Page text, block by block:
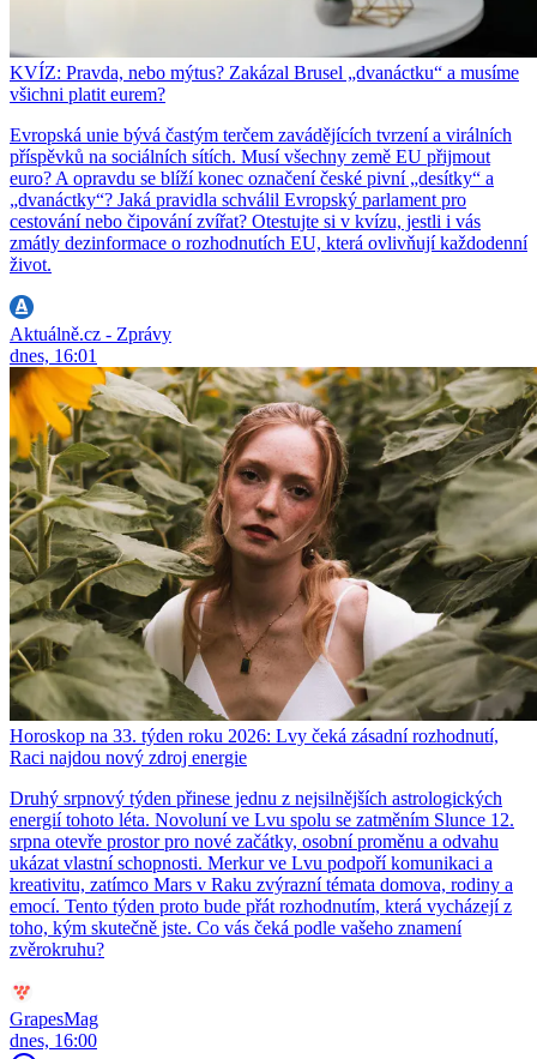
KVÍZ: Pravda, nebo mýtus? Zakázal Brusel „dvanáctku“ a musíme
všichni platit eurem?
Evropská unie bývá častým terčem zavádějících tvrzení a virálních
příspěvků na sociálních sítích. Musí všechny země EU přijmout
euro? A opravdu se blíží konec označení české pivní „desítky“ a
„dvanáctky“? Jaká pravidla schválil Evropský parlament pro
cestování nebo čipování zvířat? Otestujte si v kvízu, jestli i vás
zmátly dezinformace o rozhodnutích EU, která ovlivňují každodenní
život.
Aktuálně.cz - Zprávy
dnes, 16:01
Horoskop na 33. týden roku 2026: Lvy čeká zásadní rozhodnutí,
Raci najdou nový zdroj energie
Druhý srpnový týden přinese jednu z nejsilnějších astrologických
energií tohoto léta. Novoluní ve Lvu spolu se zatměním Slunce 12.
srpna otevře prostor pro nové začátky, osobní proměnu a odvahu
ukázat vlastní schopnosti. Merkur ve Lvu podpoří komunikaci a
kreativitu, zatímco Mars v Raku zvýrazní témata domova, rodiny a
emocí. Tento týden proto bude přát rozhodnutím, která vycházejí z
toho, kým skutečně jste. Co vás čeká podle vašeho znamení
zvěrokruhu?
GrapesMag
dnes, 16:00